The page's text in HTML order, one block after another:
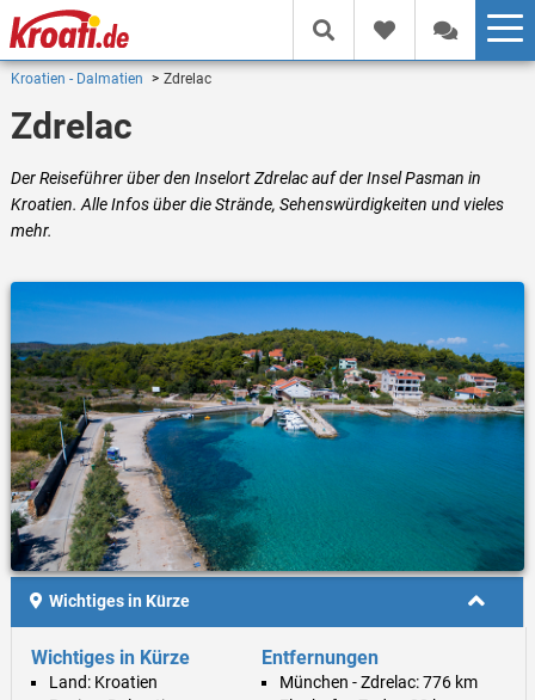
Kroatien - Dalmatien Zdrelac
Zdrelac
Der Reiseführer über den Inselort Zdrelac auf der Insel Pasman in
Kroatien. Alle Infos über die Strände, Sehenswürdigkeiten und vieles
mehr.
Wichtiges in Kürze
Wichtiges in Kürze
Land: Kroatien
Entfernungen
München - Zdrelac: 776 km